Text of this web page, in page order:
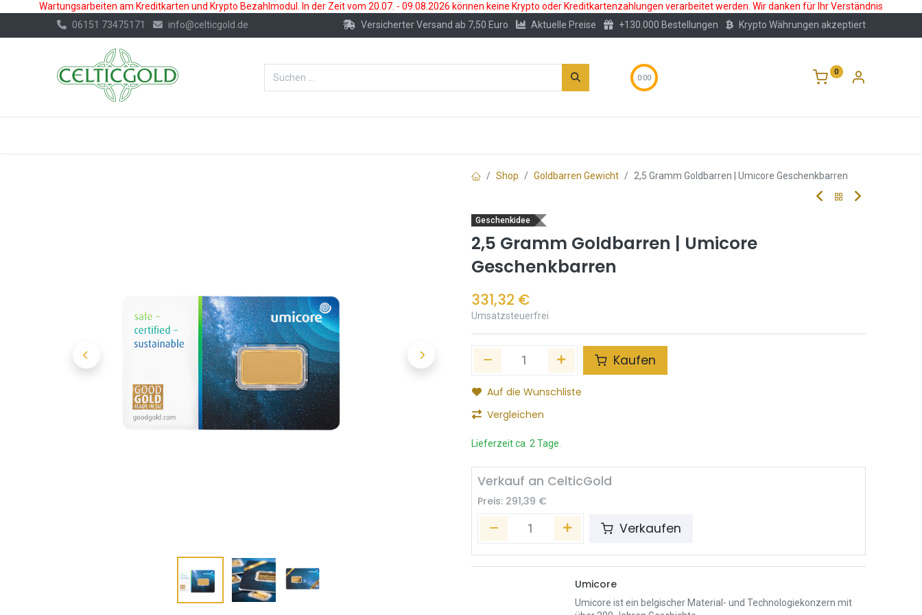
Wartungsarbeiten am Kreditkarten und Krypto Bezahlmodul. In der Zeit vom 20.07. - 09.08.2026 können keine Krypto oder Kreditkartenzahlungen verarbeitet werden. Wir danken für Ihr Verständnis
06151 73475171
info@celticgold.de Versicherter Versand ab 7,50 Euro Aktuelle Preise +130.000 Bestellungen Krypto Währungen akzeptiert
0:00
0
Shop Goldbarren Gewicht 2,5 Gramm Goldbarren | Umicore Geschenkbarren
Geschenkidee
2,5 Gramm Goldbarren | Umicore
Geschenkbarren
331,32 €
Umsatzsteuerfrei
Kaufen
Auf die Wunschliste
Vergleichen
Lieferzeit ca. 2 Tage.
Verkauf an CelticGold
Preis: 291,39 €
Verkaufen
Umicore
Umicore ist ein belgischer Material- und Technologiekonzern mit